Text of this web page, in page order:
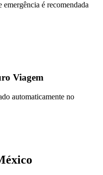
é recomendada
Viagem
automaticamente no